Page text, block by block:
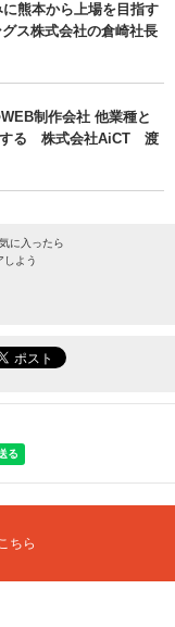
熊本から上場を目指す
ス株式会社の倉崎社長
制作会社 他業種と
する 株式会社AiCT 渡
に入ったら
しよう
届けします。
ちら